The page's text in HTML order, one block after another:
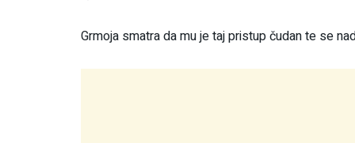
Grmoja smatra da mu je taj pristup čudan te se